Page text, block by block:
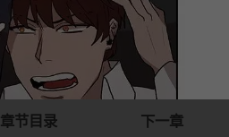
章节目录 下一章